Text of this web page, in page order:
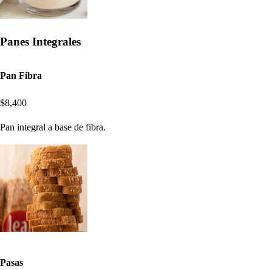
Panes Integrales
Pan Fibra
$8,400
Pan integral a base de fibra.
Pasas